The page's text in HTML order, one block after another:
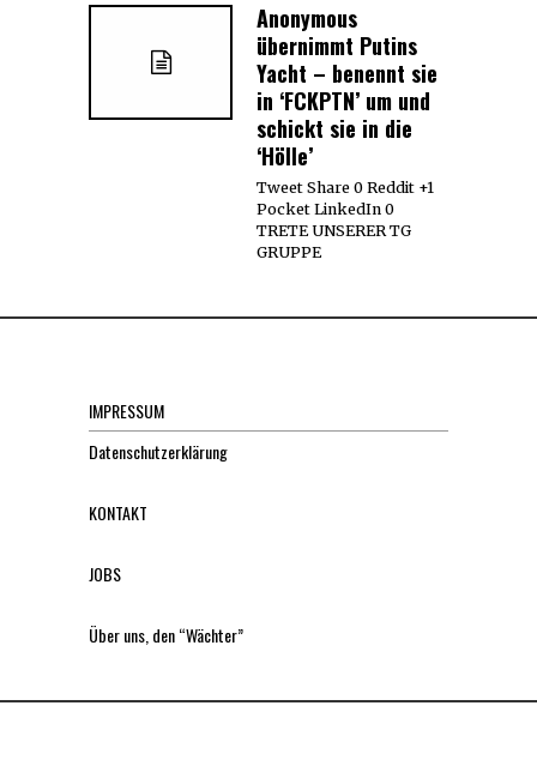
Anonymous
übernimmt Putins
Yacht – benennt sie
in ‘FCKPTN’ um und
schickt sie in die
‘Hölle’
Tweet Share 0 Reddit +1
Pocket LinkedIn 0
TRETE UNSERER TG
GRUPPE
IMPRESSUM
Datenschutzerklärung
KONTAKT
JOBS
Über uns, den “Wächter”